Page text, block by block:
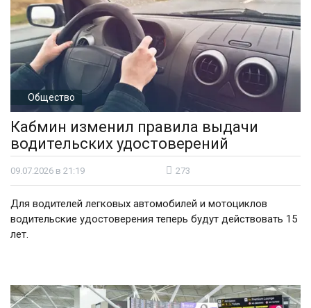
Общество
Кабмин изменил правила выдачи
водительских удостоверений
09.07.2026 в 21:19 273
Для водителей легковых автомобилей и мотоциклов
водительские удостоверения теперь будут действовать 15
лет.